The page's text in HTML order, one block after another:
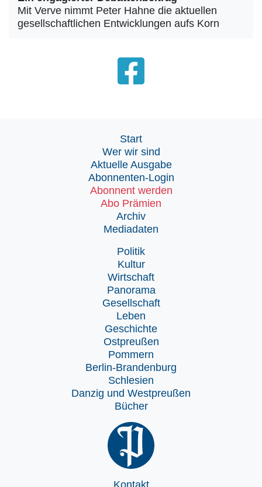
Mit Verve nimmt Peter Hahne die aktuellen
gesellschaftlichen Entwicklungen aufs Korn
Start
Wer wir sind
Aktuelle Ausgabe
Abonnenten-Login
Abonnent werden
Abo Prämien
Archiv
Mediadaten
Politik
Kultur
Wirtschaft
Panorama
Gesellschaft
Leben
Geschichte
Ostpreußen
Pommern
Berlin-Brandenburg
Schlesien
Danzig und Westpreußen
Bücher
Kontakt